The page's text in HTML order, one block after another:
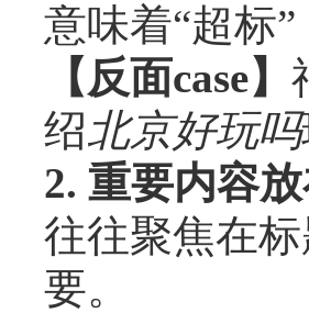
意味着“超标
【反面case】
绍北京好玩吗
2. 重要内容
往往聚焦在
要。